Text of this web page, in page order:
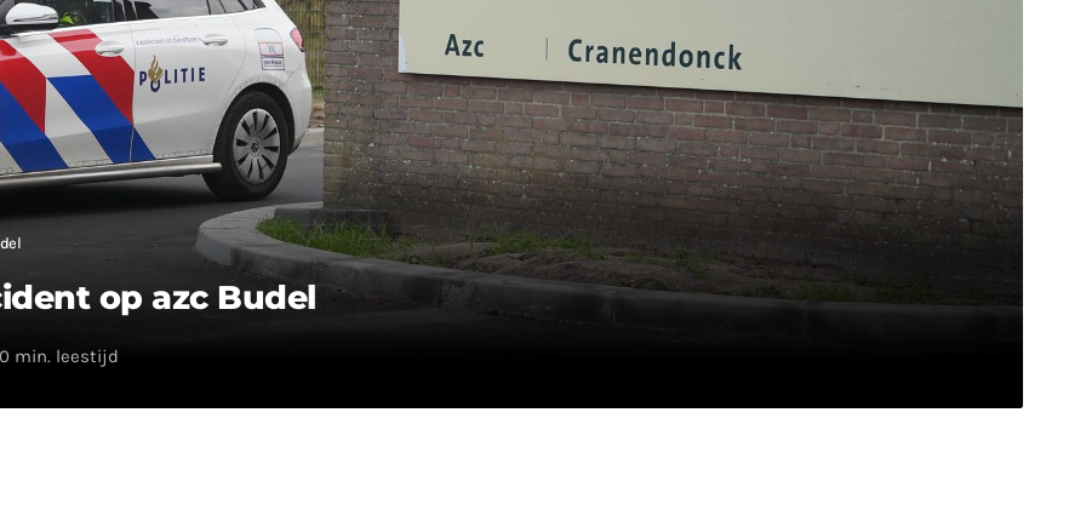
op azc Budel
0 min. leestijd